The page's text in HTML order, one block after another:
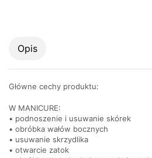
Opis
Główne cechy produktu:
W MANICURE:
• podnoszenie i usuwanie skórek
• obróbka wałów bocznych
• usuwanie skrzydlika
• otwarcie zatok